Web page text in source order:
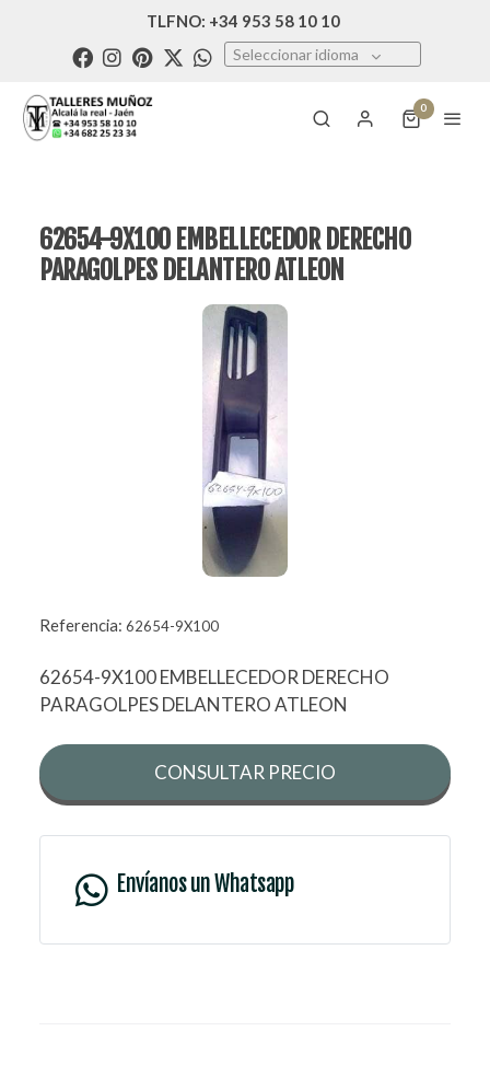
TLFNO: +34 953 58 10 10
Seleccionar idioma
0
62654-9X100 EMBELLECEDOR DERECHO
PARAGOLPES DELANTERO ATLEON
Referencia: 62654-9X100
62654-9X100 EMBELLECEDOR DERECHO
PARAGOLPES DELANTERO ATLEON
CONSULTAR PRECIO
Envíanos un Whatsapp